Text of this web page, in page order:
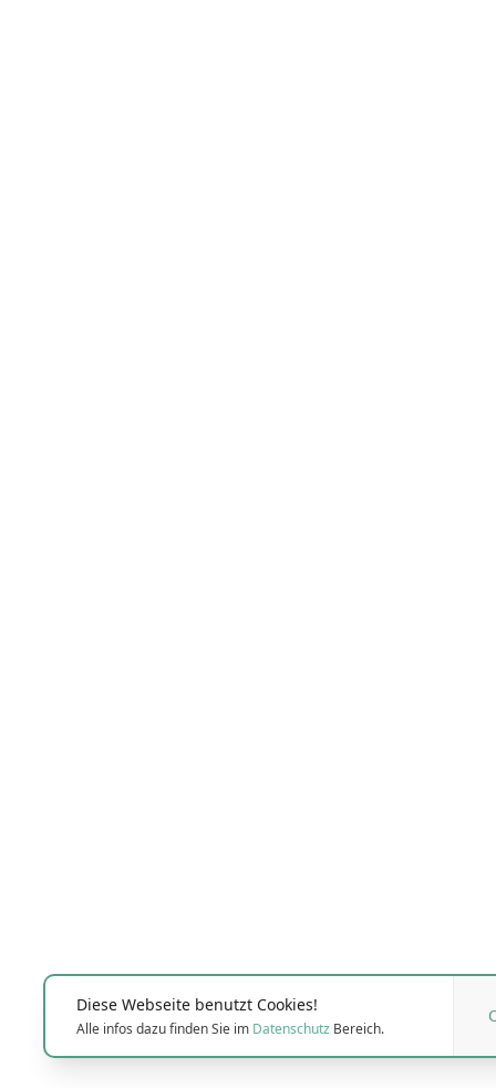
Diese Webseite benutzt Cookies!
Alle infos dazu finden Sie im Datenschutz Bereich.